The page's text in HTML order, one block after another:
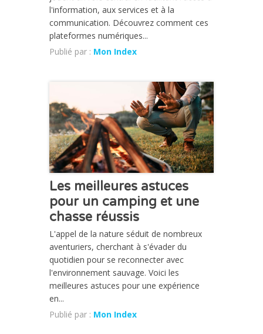
l'information, aux services et à la
communication. Découvrez comment ces
plateformes numériques...
Publié par : Mon Index
Les meilleures astuces
pour un camping et une
chasse réussis
L'appel de la nature séduit de nombreux
aventuriers, cherchant à s'évader du
quotidien pour se reconnecter avec
l'environnement sauvage. Voici les
meilleures astuces pour une expérience
en...
Publié par : Mon Index